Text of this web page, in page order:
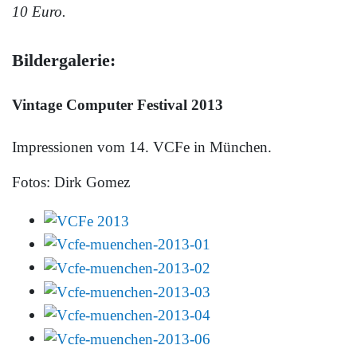
10 Euro.
Bildergalerie:
Vintage Computer Festival 2013
Impressionen vom 14. VCFe in München.
Fotos: Dirk Gomez